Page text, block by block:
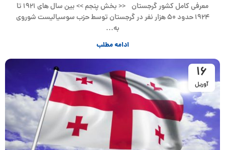
معرفی کامل کشور گرجستان << بخش پنجم >> بین سال های ۱۹۲۱ تا
۱۹۲۴ حدود ۵۰ هزار نفر در گرجستان توسط حزب سوسیالیست شوروی
به...
ادامه مطلب
16
آوریل